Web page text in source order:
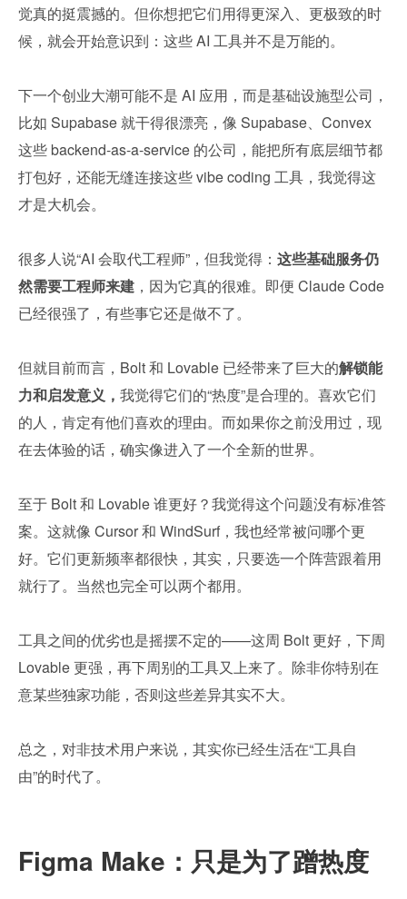
觉真的挺震撼的。但你想把它们用得更深入、更极致的时
候，就会开始意识到：这些 AI 工具并不是万能的。
下一个创业大潮可能不是 AI 应用，而是基础设施型公司，
比如 Supabase 就干得很漂亮，像 Supabase、Convex
这些 backend-as-a-service 的公司，能把所有底层细节都
打包好，还能无缝连接这些 vibe coding 工具，我觉得这
才是大机会。
很多人说“AI 会取代工程师”，但我觉得： 这些基础服务仍
然需要工程师来建 ，因为它真的很难。即便 Claude Code
已经很强了，有些事它还是做不了。
但就目前而言，Bolt 和 Lovable 已经带来了巨大的解锁能
力和启发意义， 我觉得它们的“热度”是合理的。喜欢它们
的人，肯定有他们喜欢的理由。而如果你之前没用过，现
在去体验的话，确实像进入了一个全新的世界。
至于 Bolt 和 Lovable 谁更好？我觉得这个问题没有标准答
案。这就像 Cursor 和 WindSurf，我也经常被问哪个更
好。它们更新频率都很快，其实，只要选一个阵营跟着用
就行了。当然也完全可以两个都用。
工具之间的优劣也是摇摆不定的——这周 Bolt 更好，下周
Lovable 更强，再下周别的工具又上来了。除非你特别在
意某些独家功能，否则这些差异其实不大。
总之，对非技术用户来说，其实你已经生活在“工具自
由”的时代了。
Figma Make：只是为了蹭热度